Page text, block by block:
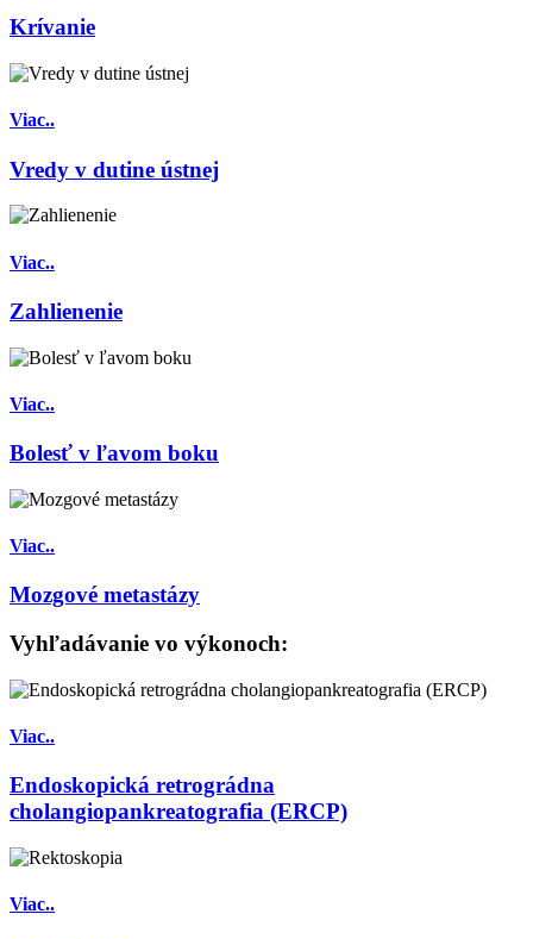
Krívanie
Viac..
Vredy v dutine ústnej
Viac..
Zahlienenie
Viac..
Bolesť v ľavom boku
Viac..
Mozgové metastázy
Vyhľadávanie vo výkonoch:
Viac..
Endoskopická retrográdna
cholangiopankreatografia (ERCP)
Viac..